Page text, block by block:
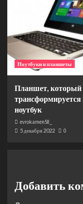
Ноутбуки и планшеты
Планшет, который
трансформируется
ноутбук
evrokamen58_
5 декабря 2022 0
Добавить